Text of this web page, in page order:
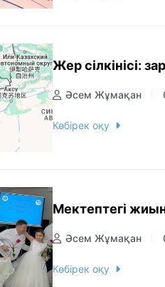
Жер сілкінісі:
Әсем Жұмақан
Көбірек оқу
Әсем Жұмақан
Көбірек оқу